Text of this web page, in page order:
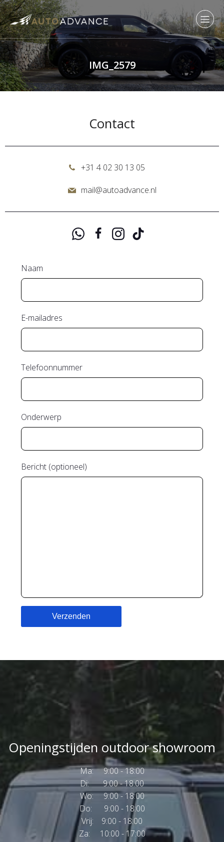
IMG_2579
Contact
+31 4 02 30 13 05
mail@autoadvance.nl
Naam
E-mailadres
Telefoonnummer
Onderwerp
Bericht (optioneel)
Openingstijden outdoor showroom
Ma: 9:00 - 18:00
Di: 9:00 - 18:00
Wo: 9:00 - 18:00
Do: 9:00 - 18:00
Vrij: 9:00 - 18:00
Za: 10:00 - 17:00